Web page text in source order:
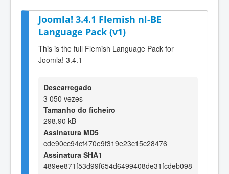
Joomla! 3.4.1 Flemish nl-BE
Language Pack (v1)
This is the full Flemish Language Pack for
Joomla! 3.4.1
Descarregado
3 050 vezes
Tamanho do ficheiro
298,90 kB
Assinatura MD5
cde90cc94cf470e9f319e23c15c28476
Assinatura SHA1
489ee871f53d99f654d6499408de31fcdeb098